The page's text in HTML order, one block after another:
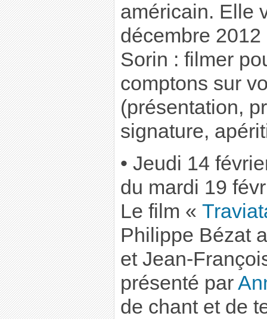
américain. Elle
décembre
Sorin : filmer
comptons sur
(présentation,
signature,
• Jeudi 14
du mardi 19
Le film «
Philippe Bézat
et Jean-
présenté par
de chant et de